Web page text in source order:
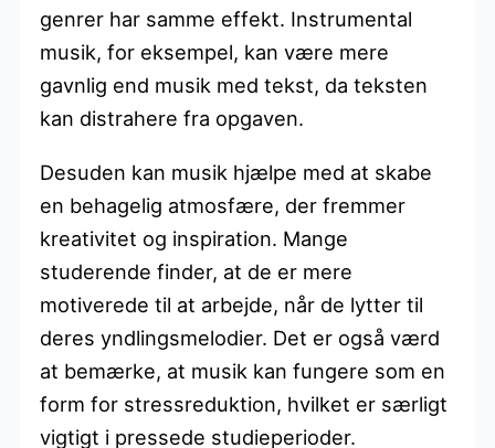
genrer har samme effekt. Instrumental
musik, for eksempel, kan være mere
gavnlig end musik med tekst, da teksten
kan distrahere fra opgaven.
Desuden kan musik hjælpe med at skabe
en behagelig atmosfære, der fremmer
kreativitet og inspiration. Mange
studerende finder, at de er mere
motiverede til at arbejde, når de lytter til
deres yndlingsmelodier. Det er også værd
at bemærke, at musik kan fungere som en
form for stressreduktion, hvilket er særligt
vigtigt i pressede studieperioder.